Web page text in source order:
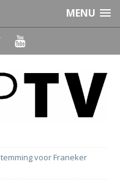
MENU
voor Franeker